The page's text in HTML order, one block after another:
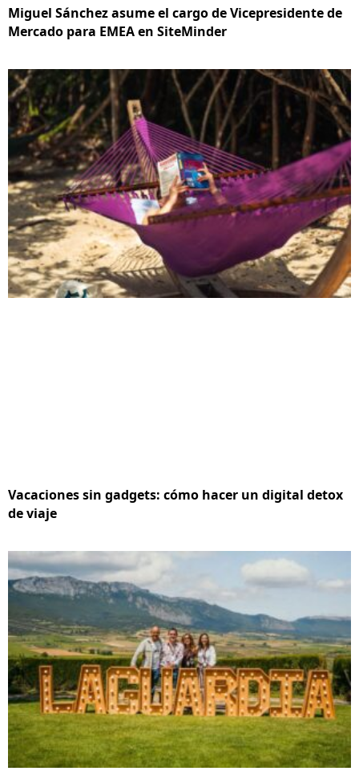
Miguel Sánchez asume el cargo de Vicepresidente de
Mercado para EMEA en SiteMinder
Vacaciones sin gadgets: cómo hacer un digital detox
de viaje